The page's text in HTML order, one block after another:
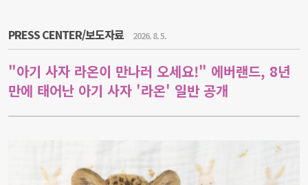
PRESS CENTER/보도자료 2026. 8. 5.
"아기 사자 라온이 만나러 오세요!" 에버랜드, 8년
만에 태어난 아기 사자 '라온' 일반 공개